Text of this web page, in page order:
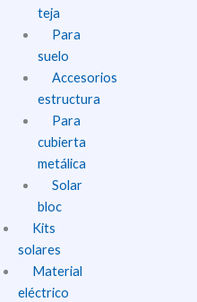
teja
Para
suelo
Accesorios
estructura
Para
cubierta
metálica
Solar
bloc
Kits
solares
Material
eléctrico